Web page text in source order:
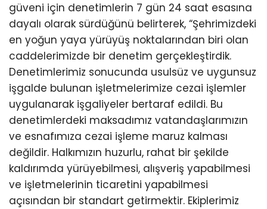
güveni için denetimlerin 7 gün 24 saat esasına
dayalı olarak sürdüğünü belirterek, “Şehrimizdeki
en yoğun yaya yürüyüş noktalarından biri olan
caddelerimizde bir denetim gerçekleştirdik.
Denetimlerimiz sonucunda usulsüz ve uygunsuz
işgalde bulunan işletmelerimize cezai işlemler
uygulanarak işgaliyeler bertaraf edildi. Bu
denetimlerdeki maksadımız vatandaşlarımızın
ve esnafımıza cezai işleme maruz kalması
değildir. Halkımızın huzurlu, rahat bir şekilde
kaldırımda yürüyebilmesi, alışveriş yapabilmesi
ve işletmelerinin ticaretini yapabilmesi
açısından bir standart getirmektir. Ekiplerimiz